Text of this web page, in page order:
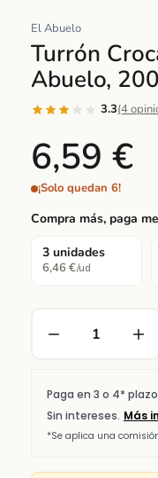
multimedia
1
en
una
ventana
El Abuelo
Turrón
Abuelo,
3.3(4
6,59 €
¡Solo quedan 6!
Compra más, paga
3 unidades
6,46 €/ud